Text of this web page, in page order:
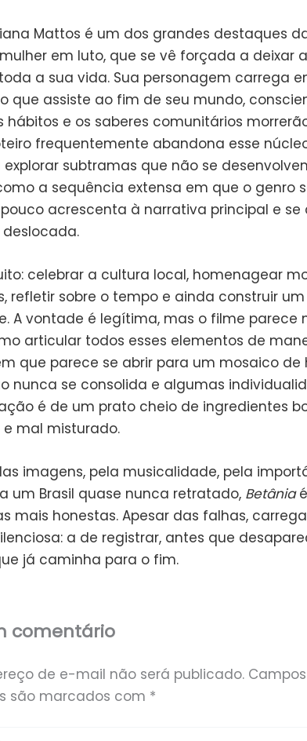
Mattos é um dos grandes destaques
em luto, que se vê forçada a deixar
a sua vida. Sua personagem carrega
que assiste ao fim de seu mundo,
hábitos e os saberes comunitários
frequentemente abandona esse
subtramas que não se
a sequência extensa em que o genro
acrescenta à narrativa principal e se
celebrar a cultura local, homenagear
refletir sobre o tempo e ainda construir
A vontade é legítima, mas o filme parece
articular todos esses elementos de
que parece se abrir para um mosaico de
nunca se consolida e algumas
é de um prato cheio de ingredientes
mal misturado.
imagens, pela musicalidade, pela
um Brasil quase nunca retratado, Betânia
mais honestas. Apesar das falhas,
a de registrar, antes que
já caminha para o fim.
comentário
de e-mail não será publicado. Campos
são marcados com *